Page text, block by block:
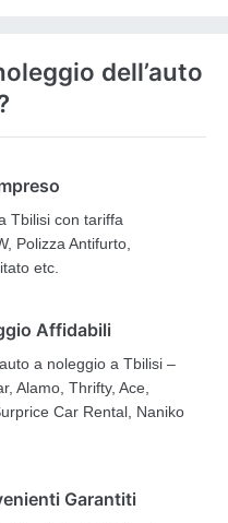
dell’auto
Tbilisi con tariffa
Polizza Antifurto,
etc.
Affidabili
a noleggio a Tbilisi –
Alamo, Thrifty, Ace,
Car Rental, Naniko
Garantiti